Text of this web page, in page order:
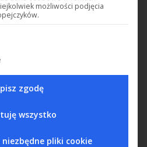
VDC, RS485
możliwości podjęcia
grup usług, w przypadku
zgodę
wszystko
pliki cookie